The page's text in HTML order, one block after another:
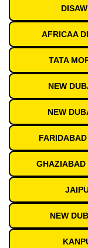
AFRICAA
TATA
NEW
NEW
GHAZIABAD
NEW